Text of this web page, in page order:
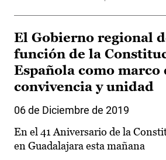
El Gobierno regional
función de la
Española como marco
convivencia y unidad
06 de Diciembre de 2019
En el 41 Aniversario de la
en Guadalajara esta mañana